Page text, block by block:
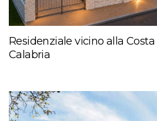
Residenziale vicino alla
Calabria